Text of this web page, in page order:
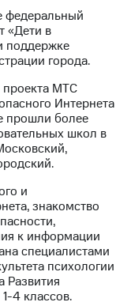
федеральный
«Дети в
поддержке
города.
проекта МТС
Интернета
прошли более
школ в
и
знакомство
к информации
специалистами
психологии
4 классов.